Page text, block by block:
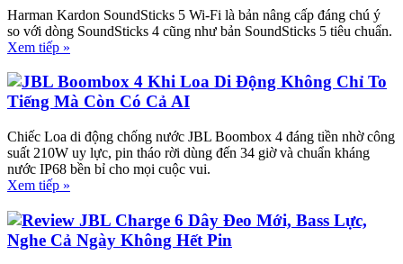
Harman Kardon SoundSticks 5 Wi-Fi là bản nâng cấp đáng chú ý
so với dòng SoundSticks 4 cũng như bản SoundSticks 5 tiêu chuẩn.
Xem tiếp »
JBL Boombox 4 Khi Loa Di Động Không Chỉ To
Tiếng Mà Còn Có Cả AI
Chiếc Loa di động chống nước JBL Boombox 4 đáng tiền nhờ công
suất 210W uy lực, pin tháo rời dùng đến 34 giờ và chuẩn kháng
nước IP68 bền bỉ cho mọi cuộc vui.
Xem tiếp »
Review JBL Charge 6 Dây Đeo Mới, Bass Lực,
Nghe Cả Ngày Không Hết Pin